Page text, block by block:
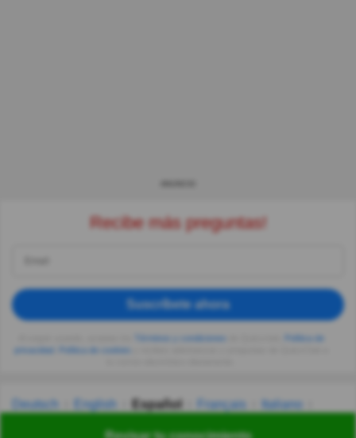
Recibe más preguntas!
Suscríbete ahora
privacidad
Deutsch English Español Français
Italiano